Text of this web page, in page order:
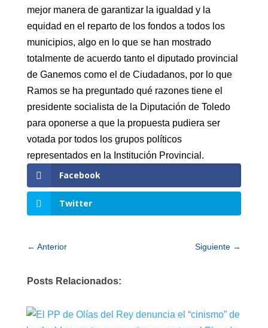
mejor manera de garantizar la igualdad y la
equidad en el reparto de los fondos a todos los
municipios, algo en lo que se han mostrado
totalmente de acuerdo tanto el diputado provincial
de Ganemos como el de Ciudadanos, por lo que
Ramos se ha preguntado qué razones tiene el
presidente socialista de la Diputación de Toledo
para oponerse a que la propuesta pudiera ser
votada por todos los grupos políticos
representados en la Institución Provincial.
Facebook
Twitter
← Anterior Siguiente →
Posts Relacionados: